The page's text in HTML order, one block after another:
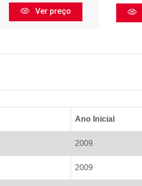
Ver preço
Ano Inicial
2009
2009